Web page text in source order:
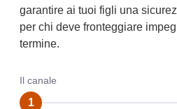
garantire ai tuoi figli una
per chi deve fronteggiare
termine.
Il canale
1